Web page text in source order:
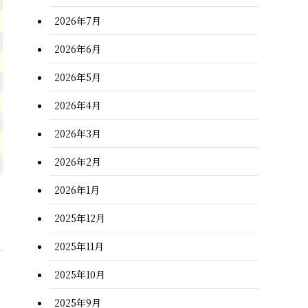
2026年7月
2026年6月
2026年5月
2026年4月
2026年3月
2026年2月
2026年1月
2025年12月
2025年11月
2025年10月
2025年9月